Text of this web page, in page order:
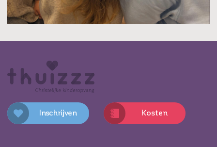
Inschrijven Kosten